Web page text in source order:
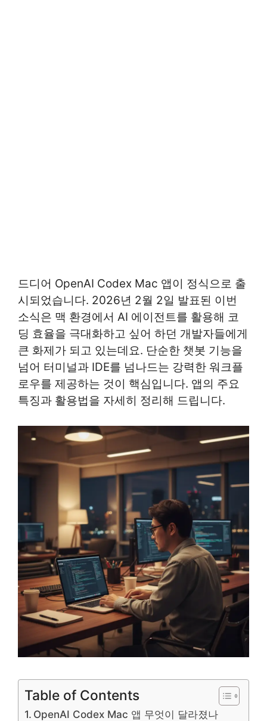
드디어 OpenAI Codex Mac 앱이 정식으로 출
시되었습니다. 2026년 2월 2일 발표된 이번
소식은 맥 환경에서 AI 에이전트를 활용해 코
딩 효율을 극대화하고 싶어 하던 개발자들에게
큰 화제가 되고 있는데요. 단순한 챗봇 기능을
넘어 터미널과 IDE를 넘나드는 강력한 워크플
로우를 제공하는 것이 핵심입니다. 앱의 주요
특징과 활용법을 자세히 정리해 드립니다.
Table of Contents
OpenAI Codex Mac 앱 무엇이 달라졌나